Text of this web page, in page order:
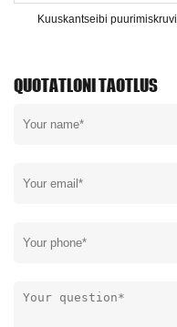
Kuuskantseibi puurimiskruvi
QUOTATLONI TAOTLUS